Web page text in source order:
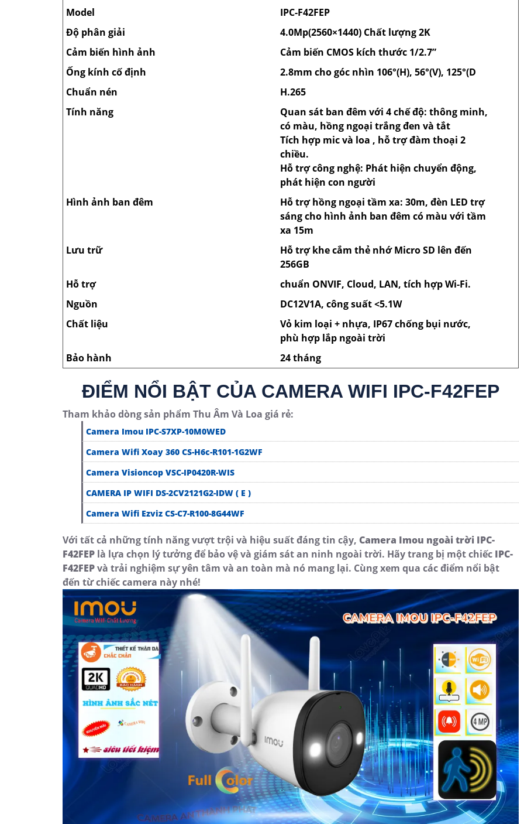
Model
IPC-F42FEP
Độ phân giải
4.0Mp(2560×1440) Chất lượng 2K
Cảm biến hình ảnh
Cảm biến CMOS kích thước 1/2.7”
Ống kính cố định
2.8mm cho góc nhìn 106°(H), 56°(V), 125°(D
Chuẩn nén
H.265
Tính năng
Quan sát ban đêm với 4 chế độ: thông minh,
có màu, hồng ngoại trắng đen và tắt
Tích hợp mic và loa , hỗ trợ đàm thoại 2
chiều.
Hỗ trợ công nghệ: Phát hiện chuyển động,
phát hiện con người
Hình ảnh ban đêm
Hỗ trợ hồng ngoại tầm xa: 30m, đèn LED trợ
sáng cho hình ảnh ban đêm có màu với tầm
xa 15m
Lưu trữ
Hỗ trợ khe cắm thẻ nhớ Micro SD lên đến
256GB
Hỗ trợ
chuẩn ONVIF, Cloud, LAN, tích hợp Wi-Fi.
Nguồn
DC12V1A, công suất <5.1W
Chất liệu
Vỏ kim loại + nhựa, IP67 chống bụi nước,
phù hợp lắp ngoài trời
Bảo hành
24 tháng
ĐIỂM NỔI BẬT CỦA CAMERA WIFI IPC-F42FEP
Tham khảo dòng sản phẩm Thu Âm Và Loa giá rẻ:
Camera Imou IPC-S7XP-10M0WED
Camera Wifi Xoay 360 CS-H6c-R101-1G2WF
Camera Visioncop VSC-IP0420R-WIS
CAMERA IP WIFI DS-2CV2121G2-IDW ( E )
Camera Wifi Ezviz CS-C7-R100-8G44WF
Với tất cả những tính năng vượt trội và hiệu suất đáng tin cậy, Camera Imou ngoài trời IPC-
F42FEP là lựa chọn lý tưởng để bảo vệ và giám sát an ninh ngoài trời. Hãy trang bị một chiếc IPC-
F42FEPvà trải nghiệm sự yên tâm và an toàn mà nó mang lại. Cùng xem qua các điểm nổi bật
đến từ chiếc camera này nhé!